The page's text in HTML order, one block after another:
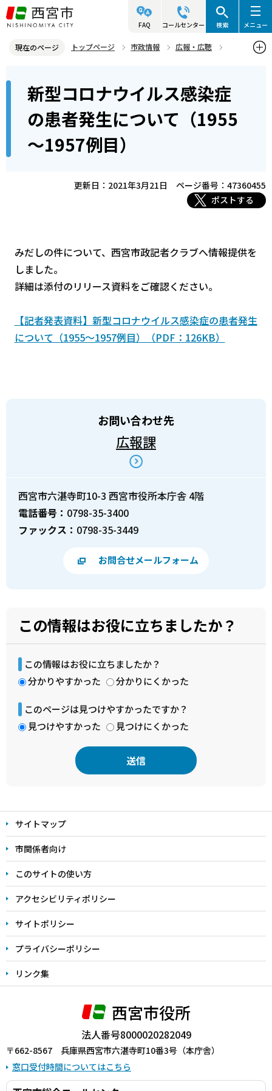
こ
の
ジ
す
FAQ コールセンター 検索 メニュー
現在のページ トップページ 市政情報
広報・広聴
新型コロナウイルス感染症の患者発生について（1955～1957例目）
ら
新型コロナウイルス感染症
の患者発生について（1955
～1957例目）
更新日：2021年3月21日
ページ番号：47360455
ポストする
みだしの件について、西宮市政記者クラブへ情報提供を
しました。
詳細は添付のリリース資料をご確認ください。
【記者発表資料】新型コロナウイルス感染症の患者発生
について（1955～1957例目）（PDF：126KB）
お問い合わせ先
広報課
西宮市六湛寺町10-3 西宮市役所本庁舎 4階
電話番号： 0798-35-3400
ファックス： 0798-35-3449
お問合せメールフォーム
この情報はお役に立ちましたか？
この情報はお役に立ちましたか？
分かりやすかった
分かりにくかった
このページは見つけやすかったですか？
見つけやすかった
見つけにくかった
文
こ
こ
ま
で
サイトマップ
市関係者向け
このサイトの使い方
アクセシビリティポリシー
サイトポリシー
プライバシーポリシー
リンク集
西宮市役所
法人番号8000020282049
〒662-8567 兵庫県西宮市六湛寺町10番3号（本庁舎）
窓口受付時間についてはこちら